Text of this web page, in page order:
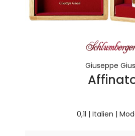
Giuseppe
0,1l | Italien |